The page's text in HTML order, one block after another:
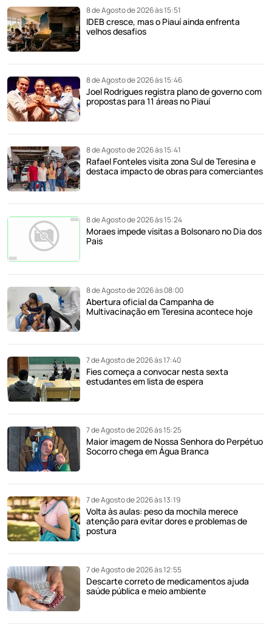
8 de Agosto de 2026 às 15:51
IDEB cresce, mas o Piauí ainda enfrenta
velhos desafios
8 de Agosto de 2026 às 15:46
Joel Rodrigues registra plano de governo com
propostas para 11 áreas no Piauí
8 de Agosto de 2026 às 15:41
Rafael Fonteles visita zona Sul de Teresina e
destaca impacto de obras para comerciantes
8 de Agosto de 2026 às 15:24
Moraes impede visitas a Bolsonaro no Dia dos
Pais
8 de Agosto de 2026 às 08:00
Abertura oficial da Campanha de
Multivacinação em Teresina acontece hoje
7 de Agosto de 2026 às 17:40
Fies começa a convocar nesta sexta
estudantes em lista de espera
7 de Agosto de 2026 às 15:25
Maior imagem de Nossa Senhora do Perpétuo
Socorro chega em Água Branca
7 de Agosto de 2026 às 13:19
Volta às aulas: peso da mochila merece
atenção para evitar dores e problemas de
postura
7 de Agosto de 2026 às 12:55
Descarte correto de medicamentos ajuda
saúde pública e meio ambiente